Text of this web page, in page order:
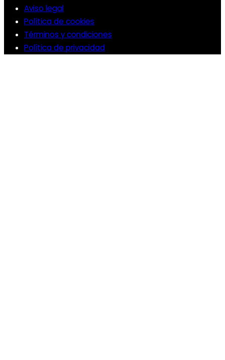
Aviso legal
Política de cookies
Términos y condiciones
Política de privacidad